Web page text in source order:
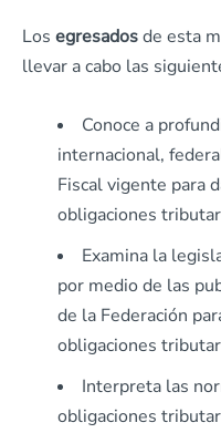
Los egresadosde esta
llevar a cabo las
Conoce a
internacional,
Fiscal vigente para
obligaciones
Examina la
por medio de las
de la Federación
obligaciones
Interpreta las
obligaciones